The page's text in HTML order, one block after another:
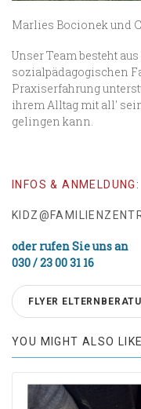
Marlies Bocionek und
Unser Team besteht
sozialpädagogischen
Praxiserfahrung
ihrem Alltag mit all'
gelingen kann.
INFOS & ANMELDUNG:
oder rufen Sie uns an
030 / 23 00 31 16
FLYER
YOU MIGHT ALSO LIKE